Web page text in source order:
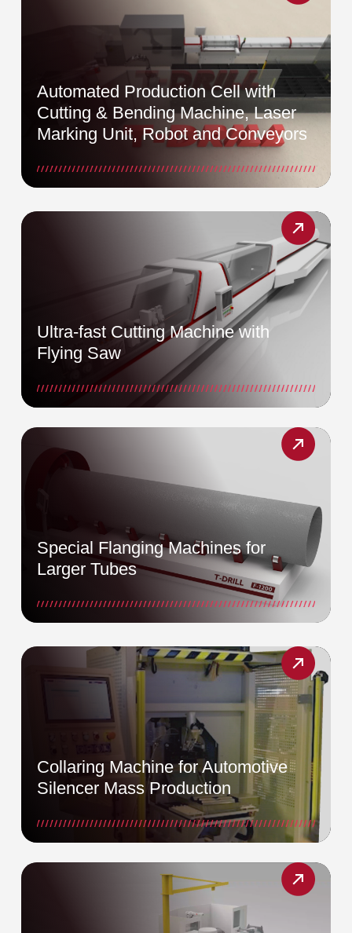
Automated Production Cell with
Cutting & Bending Machine, Laser
Marking Unit, Robot and Conveyors
Ultra-fast Cutting Machine with
Flying Saw
Special Flanging Machines for
Larger Tubes
Collaring Machine for Automotive
Silencer Mass Production